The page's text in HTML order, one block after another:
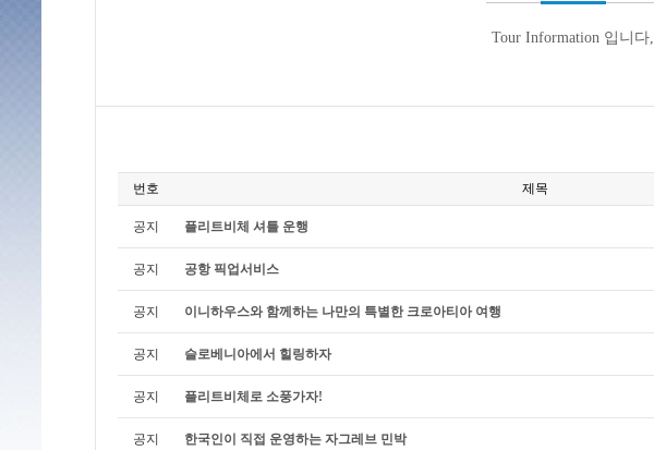
Tour Information 입니다,
번호 제목
공지 플리트비체 셔틀 운행
공지 공항 픽업서비스
공지 이니하우스와 함께하는 나만의 특별한 크로아티아 여행
공지 슬로베니아에서 힐링하자
공지 플리트비체로 소풍가자!
공지 한국인이 직접 운영하는 자그레브 민박